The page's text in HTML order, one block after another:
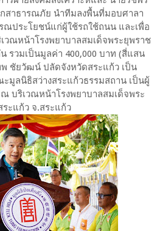
สาธารณภัย นำทีมลงพื้นที่มอบศาลา
ณประโยชน์แก่ผู้ใช้รถใช้ถนน และเพื่อ
ณหน้าโรงพยาบาลสมเด็จพระยุพราช
รวมเป็นมูลค่า 400,000 บาท (สี่แสน
ชัยวัฒน์ ปลัดจังหวัดสระแก้ว เป็น
มูลนิธิสว่างสระแก้วธรรมสถาน เป็นผู้
บริเวณหน้าโรงพยาบาลสมเด็จพระ
ระแก้ว จ.สระแก้ว